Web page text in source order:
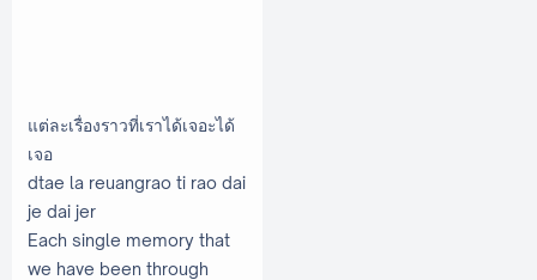
แต่ละเรื่องราวที่เราได้เจอะได้
เจอ
dtae la reuangrao ti rao dai
je dai jer
Each single memory that
we have been through